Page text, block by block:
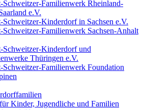
Schweitzer-Familienwerk Rheinland-
e.V.
Schweitzer-Kinderdorf in Sachsen e.V.
Schweitzer-Familienwerk Sachsen-Anhalt
Schweitzer-Kinderdorf und
Thüringen e.V.
Schweitzer-Familienwerk Foundation
Kinder, Jugendliche und Familien